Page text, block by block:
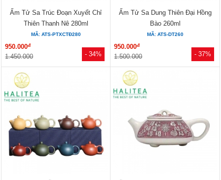
- 34%
Ấm Tử Sa Trúc Đoạn Xuyết Chỉ
Thiên Thanh Nê 280ml
MÃ: ATS-PTXCTĐ280
950.000đ
1.450.000 - 37%
Ấm Tử Sa Dung Thiên Đại Hồng
Bào 260ml
MÃ: ATS-DT260
950.000đ
1.500.000